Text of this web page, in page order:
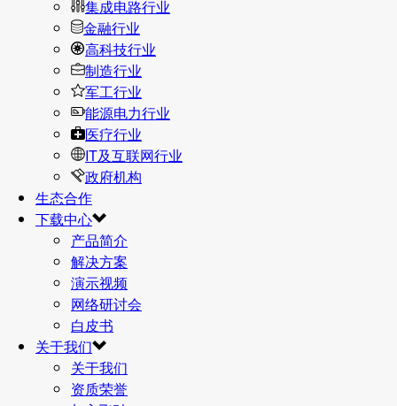
集成电路行业
金融行业
高科技行业
制造行业
军工行业
能源电力行业
医疗行业
IT及互联网行业
政府机构
生态合作
下载中心
产品简介
解决方案
演示视频
网络研讨会
白皮书
关于我们
关于我们
资质荣誉